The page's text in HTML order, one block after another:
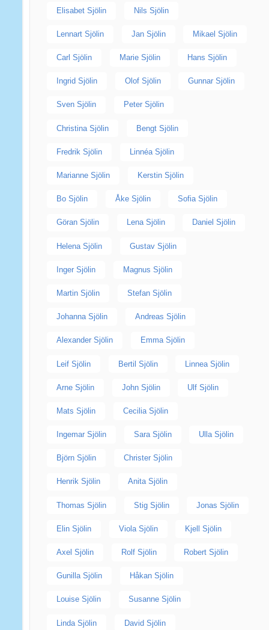
Elisabet Sjölin Nils Sjölin
Lennart Sjölin Jan Sjölin Mikael Sjölin
Carl Sjölin Marie Sjölin Hans Sjölin
Ingrid Sjölin Olof Sjölin Gunnar Sjölin
Sven Sjölin Peter Sjölin
Christina Sjölin Bengt Sjölin
Fredrik Sjölin Linnéa Sjölin
Marianne Sjölin Kerstin Sjölin
Bo Sjölin Åke Sjölin Sofia Sjölin
Göran Sjölin Lena Sjölin Daniel Sjölin
Helena Sjölin Gustav Sjölin
Inger Sjölin Magnus Sjölin
Martin Sjölin Stefan Sjölin
Johanna Sjölin Andreas Sjölin
Alexander Sjölin Emma Sjölin
Leif Sjölin Bertil Sjölin Linnea Sjölin
Arne Sjölin John Sjölin Ulf Sjölin
Mats Sjölin Cecilia Sjölin
Ingemar Sjölin Sara Sjölin Ulla Sjölin
Björn Sjölin Christer Sjölin
Henrik Sjölin Anita Sjölin
Thomas Sjölin Stig Sjölin Jonas Sjölin
Elin Sjölin Viola Sjölin Kjell Sjölin
Axel Sjölin Rolf Sjölin Robert Sjölin
Gunilla Sjölin Håkan Sjölin
Louise Sjölin Susanne Sjölin
Linda Sjölin David Sjölin